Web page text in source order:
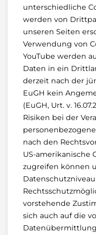
unterschiedliche
werden von
unseren Seiten
Verwendung von
YouTube werden
Daten in ein
derzeit nach der
EuGH kein
(EuGH, Urt. v.
Risiken bei der
nach den
US-amerikanische
zugreifen können
vorstehende
sich auch auf die